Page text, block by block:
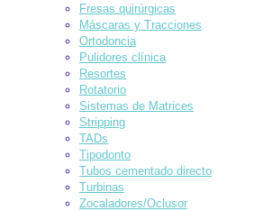
Fresas quirúrgicas
Máscaras y Tracciones
Ortodoncia
Pulidores clínica
Resortes
Rotatorio
Sistemas de Matrices
Stripping
TADs
Tipodonto
Tubos cementado directo
Turbinas
Zocaladores/Oclusor